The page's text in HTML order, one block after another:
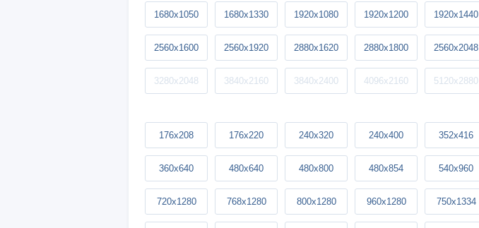
1680x1050 1680x1330 1920x1080 1920x1200 1920x1440
2560x1600 2560x1920 2880x1620 2880x1800 2560x2048
3280x2048 3840x2160 3840x2400 4096x2160 5120x2880
176x208 176x220 240x320 240x400 352x416
360x640 480x640 480x800 480x854 540x960
720x1280 768x1280 800x1280 960x1280 750x1334